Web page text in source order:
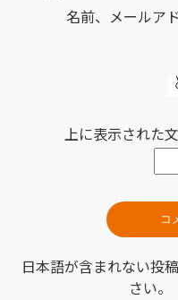
名前、メールア
上に表示された
日本語が含まれない投
さい。